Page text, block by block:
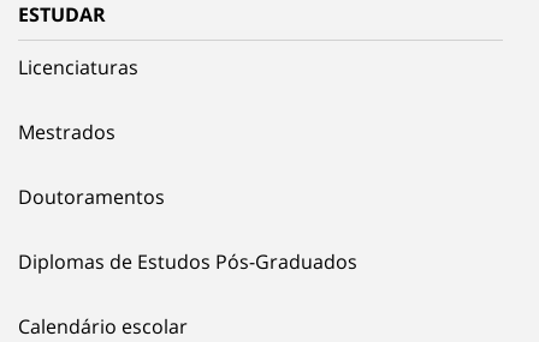
ESTUDAR
Licenciaturas
Mestrados
Doutoramentos
Diplomas de Estudos Pós-Graduados
Calendário escolar